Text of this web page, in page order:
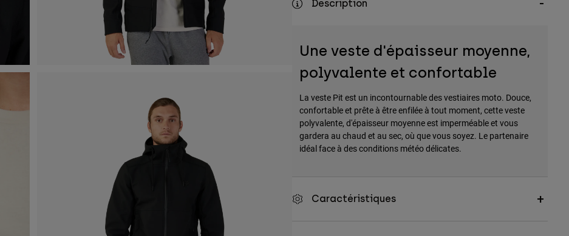
Description
Une veste d'épaisseur moyenne,
polyvalente et confortable
La veste Pit est un incontournable des vestiaires moto. Douce,
confortable et prête à être enfilée à tout moment, cette veste
polyvalente, d'épaisseur moyenne est imperméable et vous
gardera au chaud et au sec, où que vous soyez. Le partenaire
idéal face à des conditions météo délicates.
Caractéristiques